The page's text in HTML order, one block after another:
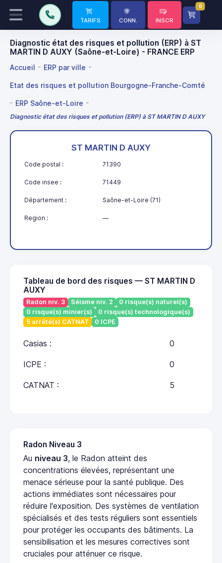
TARIFS CONN. INSCR
0
Diagnostic état des risques et pollution (ERP) à ST
MARTIN D AUXY (Saône-et-Loire) - FRANCE ERP
Accueil ERP par ville
Etat des risques et pollution Bourgogne-Franche-Comté
ERP Saône-et-Loire
Diagnostic état des risques et pollution (ERP) à ST MARTIN D AUXY
ST MARTIN D AUXY
Code postal : 71390
Code insee : 71449
Département : Saône-et-Loire (71)
Region : —
Tableau de bord des risques — ST MARTIN D
AUXY
Radon niv. 3 Séisme niv. 2
0 risque(s) naturel(s)
0 risque(s) minier(s)
0 risque(s) technologique(s)
5 arrêté(s) CATNAT
0 ICPE
Casias : 0
ICPE : 0
CATNAT : 5
Radon Niveau 3
Au niveau 3, le Radon atteint des
concentrations élevées, représentant une
menace sérieuse pour la santé publique. Des
actions immédiates sont nécessaires pour
réduire l'exposition. Des systèmes de ventilation
spécialisés et des tests réguliers sont essentiels
pour protéger les occupants des bâtiments. La
sensibilisation et les mesures correctives sont
cruciales pour atténuer ce risque.